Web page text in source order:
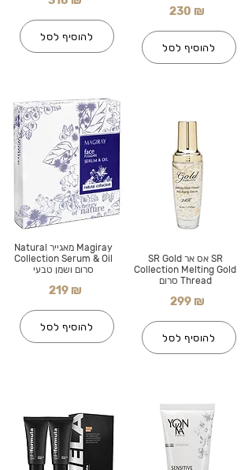
להוסיף לסל
Magiray מאגייר Natural
Collection Serum & Oil
סרום ושמן טבעי
219 ₪
להוסיף לסל
230 ₪
להוסיף לסל
SR אס אר SR Gold
Collection Melting Gold
Thread סרום
299 ₪
להוסיף לסל